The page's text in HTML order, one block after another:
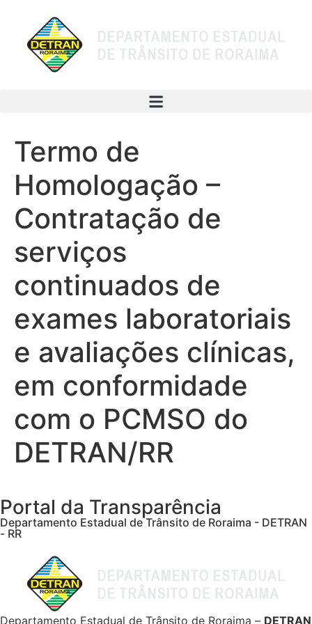
Termo de
Homologação –
Contratação de
serviços
continuados de
exames laboratoriais
e avaliações clínicas,
em conformidade
com o PCMSO do
DETRAN/RR
Portal da Transparência
Departamento Estadual de Trânsito de Roraima - DETRAN
- RR
Departamento Estadual de Trânsito de Roraima – DETRAN